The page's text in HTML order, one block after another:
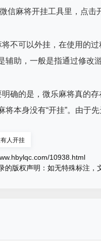
信麻将开挂工具里，点
不可以外挂，在使用的
辅助，一般是指通过修改
确的是，微乐麻将真的
将本身没有“开挂”。由于
人开挂
10938.html
的版权声明： 如无特殊标注，